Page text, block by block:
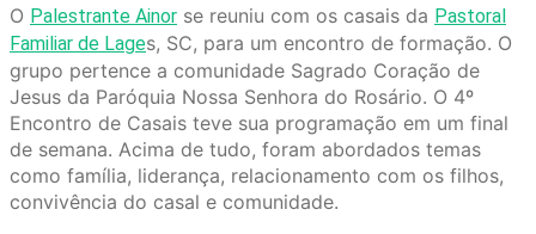
O Palestrante Ainor se reuniu com os casais da Pastoral
Familiar de Lages, SC, para um encontro de formação. O
grupo pertence a comunidade Sagrado Coração de
Jesus da Paróquia Nossa Senhora do Rosário. O 4º
Encontro de Casais teve sua programação em um final
de semana. Acima de tudo, foram abordados temas
como família, liderança, relacionamento com os filhos,
convivência do casal e comunidade.